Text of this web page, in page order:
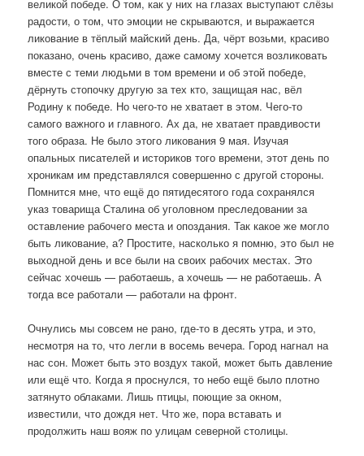
великой победе. О том, как у них на глазах выступают слёзы
радости, о том, что эмоции не скрываются, и выражается
ликование в тёплый майский день. Да, чёрт возьми, красиво
показано, очень красиво, даже самому хочется возликовать
вместе с теми людьми в том времени и об этой победе,
дёрнуть стопочку другую за тех кто, защищая нас, вёл
Родину к победе. Но чего-то не хватает в этом. Чего-то
самого важного и главного. Ах да, не хватает правдивости
того образа. Не было этого ликования 9 мая. Изучая
опальных писателей и историков того времени, этот день по
хроникам им представлялся совершенно с другой стороны.
Помнится мне, что ещё до пятидесятого года сохранялся
указ товарища Сталина об уголовном преследовании за
оставление рабочего места и опоздания. Так какое же могло
быть ликование, а? Простите, насколько я помню, это был не
выходной день и все были на своих рабочих местах. Это
сейчас хочешь — работаешь, а хочешь — не работаешь. А
тогда все работали — работали на фронт.
Очнулись мы совсем не рано, где-то в десять утра, и это,
несмотря на то, что легли в восемь вечера. Город нагнал на
нас сон. Может быть это воздух такой, может быть давление
или ещё что. Когда я проснулся, то небо ещё было плотно
затянуто облаками. Лишь птицы, поющие за окном,
известили, что дождя нет. Что же, пора вставать и
продолжить наш вояж по улицам северной столицы.